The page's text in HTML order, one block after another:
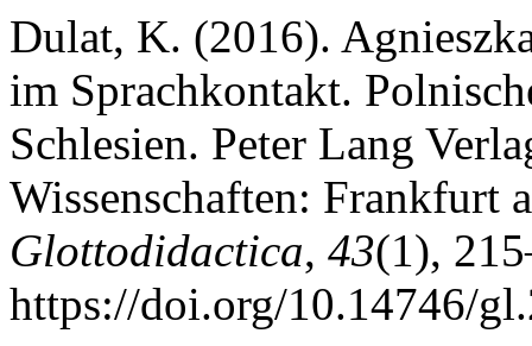
Dulat, K. (2016).
im Sprachkontakt.
Schlesien. Peter Lang
Wissenschaften: Frankfurt
Glottodidactica, 43(1),
https://doi.org/10.14746/